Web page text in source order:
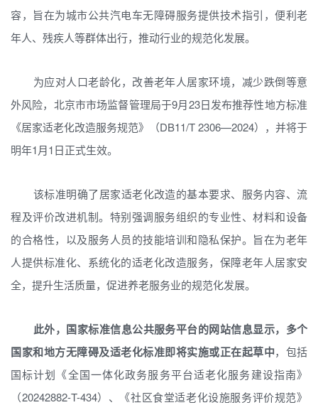
容，旨在为城市公共汽电车无障碍服务提供技术指引，便利老
年人、残疾人等群体出行，推动行业的规范化发展。
为应对人口老龄化，改善老年人居家环境，减少跌倒等意
外风险，北京市市场监督管理局于9月23日发布推荐性地方标准
《居家适老化改造服务规范》（DB11/T 2306—2024），并将于
明年1月1日正式生效。
该标准明确了居家适老化改造的基本要求、服务内容、流
程及评价改进机制。特别强调服务组织的专业性、材料和设备
的合格性，以及服务人员的技能培训和隐私保护。旨在为老年
人提供标准化、系统化的适老化改造服务，保障老年人居家安
全，提升生活质量，促进养老服务业的规范化发展。
此外，国家标准信息公共服务平台的网站信息显示，多个
国家和地方无障碍及适老化标准即将实施或正在起草中，包括
国标计划《全国一体化政务服务平台适老化服务建设指南》
（20242882-T-434）、《社区食堂适老化设施服务评价规范》